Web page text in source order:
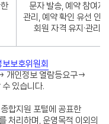
문자 발송, 예약 참여자
관리, 예약 확인 유선 안
회원 자격 유지·관리
보보호위원회
개인정보 열람등요구→
있습니다.
합지원 포털에 공표한
처리하며, 운영목적 이외의